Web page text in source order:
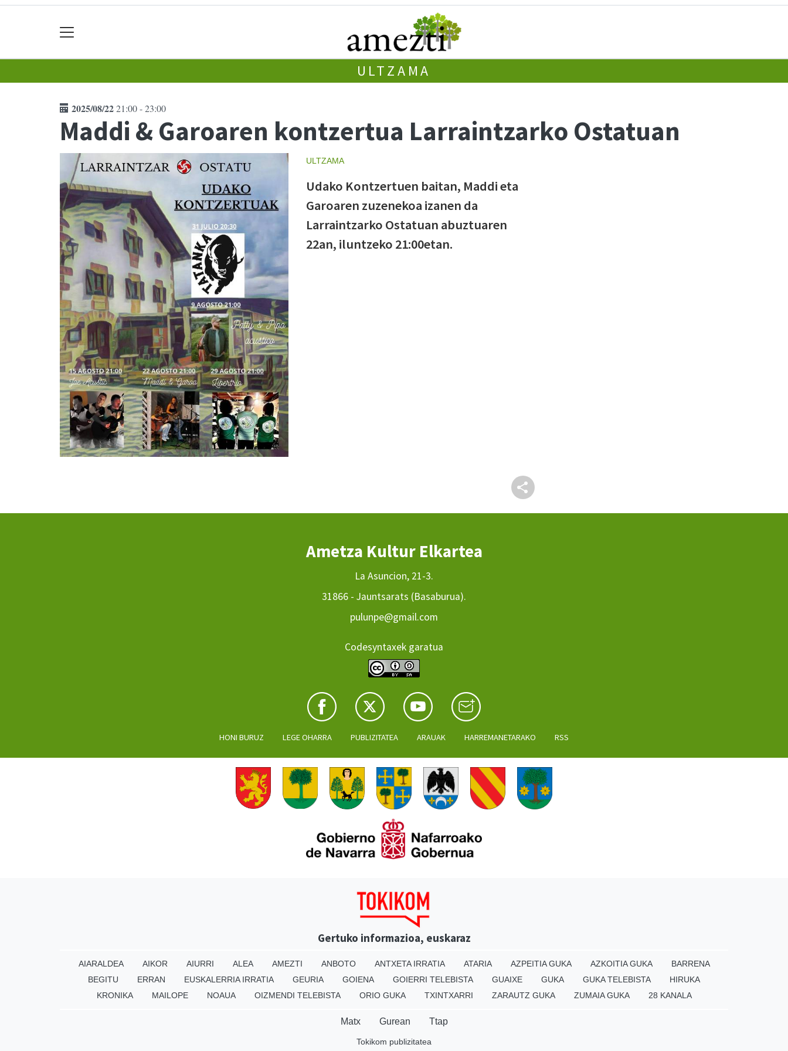
ULTZAMA
2025/08/2221:00 - 23:00
Maddi & Garoaren kontzertua Larraintzarko Ostatuan
ULTZAMA
Udako Kontzertuen baitan, Maddi eta
Garoaren zuzenekoa izanen da
Larraintzarko Ostatuan abuztuaren
22an, iluntzeko 21:00etan.
Ametza Kultur Elkartea
La Asuncion, 21-3.
31866 - Jauntsarats (Basaburua).
pulunpe@gmail.com
Codesyntaxek garatua
HONI BURUZ LEGE OHARRA PUBLIZITATEA ARAUAK HARREMANETARAKO RSS
Gertuko informazioa, euskaraz
AIARALDEA AIKOR AIURRI ALEA AMEZTI ANBOTO ANTXETA IRRATIA ATARIA AZPEITIA GUKA AZKOITIA GUKA
BARRENA
BEGITU
ERRAN EUSKALERRIA IRRATIA GEURIA GOIENA GOIERRI TELEBISTA GUAIXE GUKA GUKA TELEBISTA
HIRUKA
KRONIKA
MAILOPE NOAUA OIZMENDI TELEBISTA ORIO GUKA TXINTXARRI ZARAUTZ GUKA ZUMAIA GUKA 28 KANALA
Matx Gurean Ttap
Tokikom publizitatea